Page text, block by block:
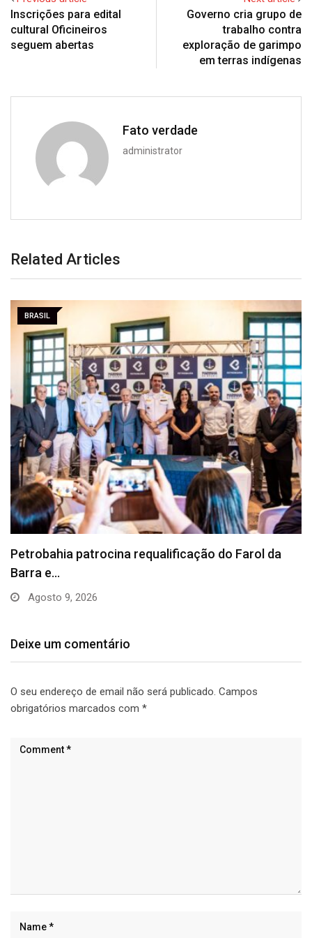
Inscrições para edital
cultural Oficineiros
seguem abertas
Governo cria grupo de
trabalho contra
exploração de garimpo
em terras indígenas
Fato verdade
administrator
Related Articles
BRASIL
Vacina contra a dengue está disponível na rede…
Agosto 8, 2026
Deixe um comentário
O seu endereço de email não será publicado. Campos
obrigatórios marcados com *